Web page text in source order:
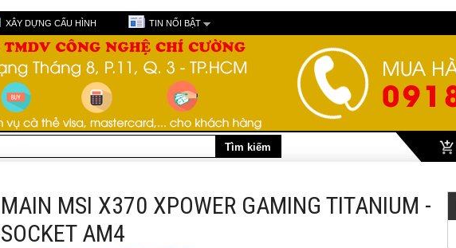
XÂY DỰNG CẤU HÌNH TIN NỔI BẬT
MAIN MSI X370 XPOWER GAMING TITANIUM -
SOCKET AM4